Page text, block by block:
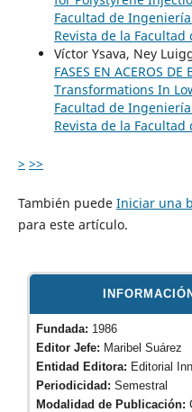
Facultad de Ingeniería
Revista de la
Víctor Ysava, Ney
FASES EN ACEROS
Transformations In
Facultad de Ingeniería
Revista de la
> >>
También puede Iniciar una
para este artículo.
Fundada: 1986
Editor Jefe: Maribel Suárez
Entidad Editora: Editorial
Periodicidad: Semestral
Modalidad de Publicación: